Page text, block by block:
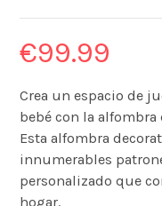
€99.99
Crea un espacio de
bebé con la alfombra
Esta alfombra
innumerables
personalizado que
hogar.